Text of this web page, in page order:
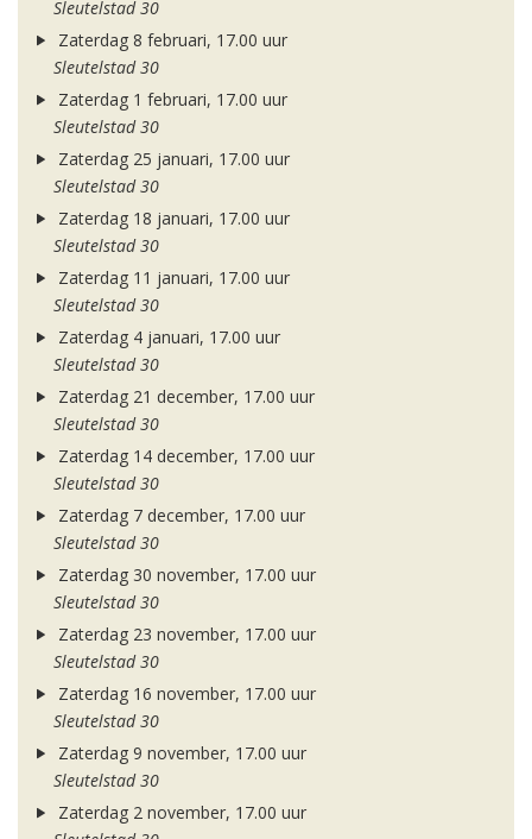
Sleutelstad 30
Zaterdag 8 februari, 17.00 uur
Sleutelstad 30
Zaterdag 1 februari, 17.00 uur
Sleutelstad 30
Zaterdag 25 januari, 17.00 uur
Sleutelstad 30
Zaterdag 18 januari, 17.00 uur
Sleutelstad 30
Zaterdag 11 januari, 17.00 uur
Sleutelstad 30
Zaterdag 4 januari, 17.00 uur
Sleutelstad 30
Zaterdag 21 december, 17.00 uur
Sleutelstad 30
Zaterdag 14 december, 17.00 uur
Sleutelstad 30
Zaterdag 7 december, 17.00 uur
Sleutelstad 30
Zaterdag 30 november, 17.00 uur
Sleutelstad 30
Zaterdag 23 november, 17.00 uur
Sleutelstad 30
Zaterdag 16 november, 17.00 uur
Sleutelstad 30
Zaterdag 9 november, 17.00 uur
Sleutelstad 30
Zaterdag 2 november, 17.00 uur